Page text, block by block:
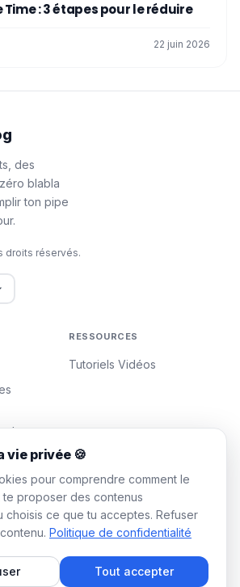
Time : 3 étapes pour le réduire
22 juin 2026
des
blabla
ton pipe
droits réservés.
des
RESSOURCES
Tutoriels Vidéos
vie privée 🍪
pour comprendre comment le
proposer des contenus
choisis ce que tu acceptes. Refuser
Politique de confidentialité
Tout accepter